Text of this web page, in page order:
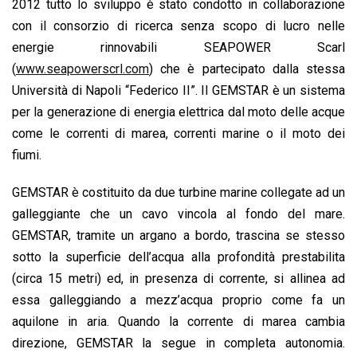
2012 tutto lo sviluppo è stato condotto in collaborazione
con il consorzio di ricerca senza scopo di lucro nelle
energie rinnovabili SEAPOWER Scarl
(www.seapowerscrl.com) che è partecipato dalla stessa
Università di Napoli “Federico II”. Il GEMSTAR è un sistema
per la generazione di energia elettrica dal moto delle acque
come le correnti di marea, correnti marine o il moto dei
fiumi.
GEMSTAR è costituito da due turbine marine collegate ad un
galleggiante che un cavo vincola al fondo del mare.
GEMSTAR, tramite un argano a bordo, trascina se stesso
sotto la superficie dell’acqua alla profondità prestabilita
(circa 15 metri) ed, in presenza di corrente, si allinea ad
essa galleggiando a mezz’acqua proprio come fa un
aquilone in aria. Quando la corrente di marea cambia
direzione, GEMSTAR la segue in completa autonomia.